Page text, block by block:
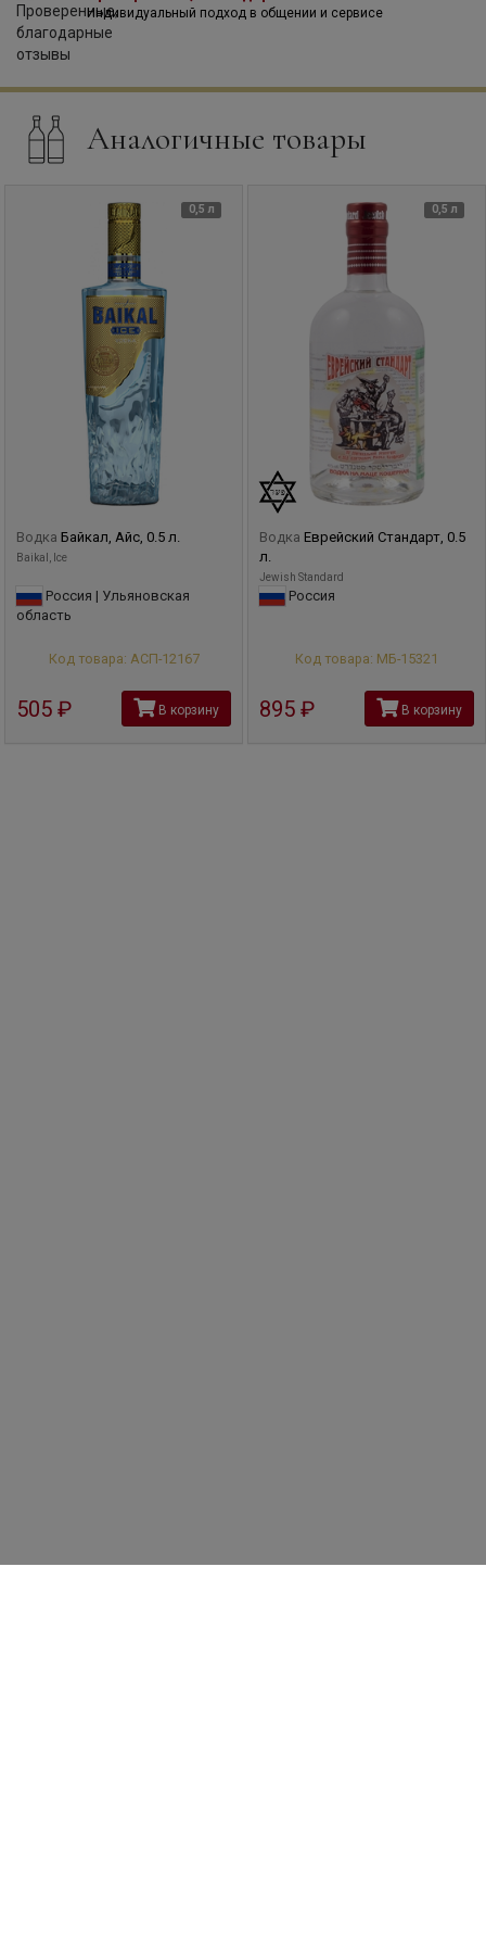
Индивидуальный подход в общении и сервисе
Аналогичные товары
0,5 л
Водка Байкал, Айс, 0.5 л.
Baikal, Ice
Россия | Ульяновская
область
Код товара: АСП-12167
505 В корзину
0,5 л
Водка Еврейский Стандарт, 0.5
л.
Jewish Standard
Россия
Код товара: МБ-15321
895 В корзину